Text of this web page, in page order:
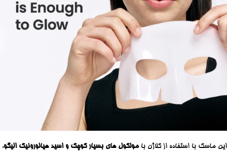
این ماسک با استفاده از کلاژن بامولکول های بسیار کوچک و اسید هیالورونیک الیگو،